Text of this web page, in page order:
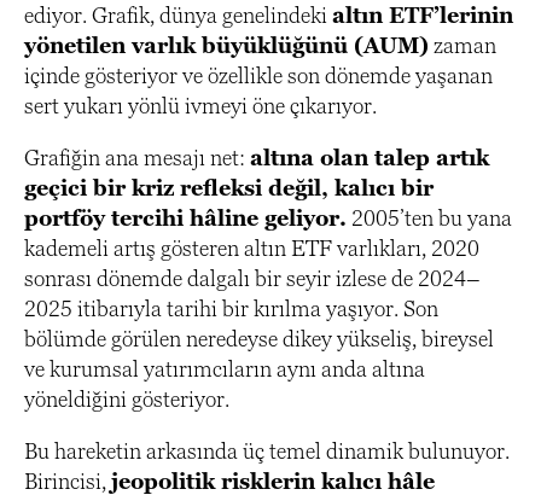
ediyor. Grafik, dünya genelindeki altın ETF’lerinin
yönetilen varlık büyüklüğünü (AUM) zaman
içinde gösteriyor ve özellikle son dönemde yaşanan
sert yukarı yönlü ivmeyi öne çıkarıyor.
Grafiğin ana mesajı net: altına olan talep artık
geçici bir kriz refleksi değil, kalıcı bir
portföy tercihi hâline geliyor. 2005’ten bu yana
kademeli artış gösteren altın ETF varlıkları, 2020
sonrası dönemde dalgalı bir seyir izlese de 2024–
2025 itibarıyla tarihi bir kırılma yaşıyor. Son
bölümde görülen neredeyse dikey yükseliş, bireysel
ve kurumsal yatırımcıların aynı anda altına
yöneldiğini gösteriyor.
Bu hareketin arkasında üç temel dinamik bulunuyor.
Birincisi, jeopolitik risklerin kalıcı hâle